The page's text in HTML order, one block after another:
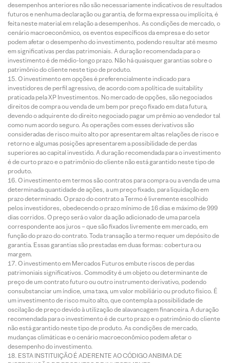
desempenhos anteriores não são necessariamente indicativos de resultados
futuros e nenhuma declaração ou garantia, de forma expressa ou implícita, é
feita neste material em relação a desempenhos. As condições de mercado, o
cenário macroeconômico, os eventos específicos da empresa e do setor
podem afetar o desempenho do investimento, podendo resultar até mesmo
em significativas perdas patrimoniais. A duração recomendada para o
investimento é de médio-longo prazo. Não há quaisquer garantias sobre o
patrimônio do cliente neste tipo de produto.
O investimento em opções é preferencialmente indicado para
investidores de perfil agressivo, de acordo com a política de suitability
praticada pela XP Investimentos. No mercado de opções, são negociados
direitos de compra ou venda de um bem por preço fixado em data futura,
devendo o adquirente do direito negociado pagar um prêmio ao vendedor tal
como num acordo seguro. As operações com esses derivativos são
consideradas de risco muito alto por apresentarem altas relações de risco e
retorno e algumas posições apresentarem a possibilidade de perdas
superiores ao capital investido. A duração recomendada para o investimento
é de curto prazo e o patrimônio do cliente não está garantido neste tipo de
produto.
O investimento em termos são contratos para compra ou a venda de uma
determinada quantidade de ações, a um preço fixado, para liquidação em
prazo determinado. O prazo do contrato a Termo é livremente escolhido
pelos investidores, obedecendo o prazo mínimo de 16 dias e máximo de 999
dias corridos. O preço será o valor da ação adicionado de uma parcela
correspondente aos juros – que são fixados livremente em mercado, em
função do prazo do contrato. Toda transação a termo requer um depósito de
garantia. Essas garantias são prestadas em duas formas: cobertura ou
margem.
O investimento em Mercados Futuros embute riscos de perdas
patrimoniais significativos. Commodity é um objeto ou determinante de
preço de um contrato futuro ou outro instrumento derivativo, podendo
consubstanciar um índice, uma taxa, um valor mobiliário ou produto físico. É
um investimento de risco muito alto, que contempla a possibilidade de
oscilação de preço devido à utilização de alavancagem financeira. A duração
recomendada para o investimento é de curto prazo e o patrimônio do cliente
não está garantido neste tipo de produto. As condições de mercado,
mudanças climáticas e o cenário macroeconômico podem afetar o
desempenho do investimento.
ESTA INSTITUIÇÃO É ADERENTE AO CÓDIGO ANBIMA DE